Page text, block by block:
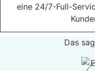
eine 24/7-Full-
Das